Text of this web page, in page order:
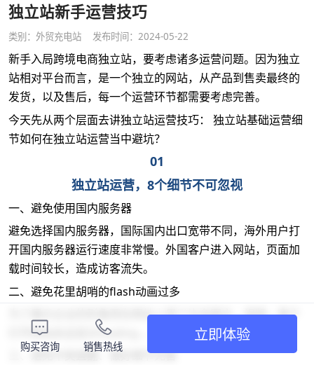
独立站新手运营技巧
类别： 外贸充电站发布时间：2024-05-22
新手入局跨境电商独立站，要考虑诸多运营问题。因为独立
站相对平台而言，是一个独立的网站，从产品到售卖最终的
发货，以及售后，每一个运营环节都需要考虑完善。
今天先从两个层面去讲独立站运营技巧： 独立站基础运营细
节如何在独立站运营当中避坑？
01
独立站运营，8个细节不可忽视
一、避免使用国内服务器
避免选择国内服务器，国际国内出口宽带不同，海外用户打
开国内服务器运行速度非常慢。外国客户进入网站，页面加
载时间较长，造成访客流失。
二、避免花里胡哨的flash动画过多
为了展示企业的形象而在网站上用了许多图文、视频。客户
打开网站永远显示loading......也会造成访客流失。
三、避免中英直翻、做好细节完善
购买咨询 销售热线
立即体验